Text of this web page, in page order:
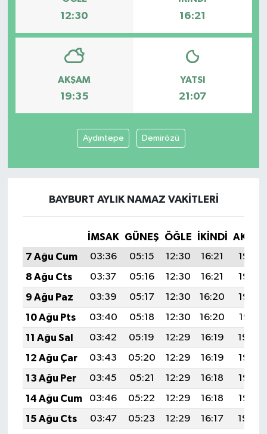
12:30 16:21
AKŞAM
19:35
YATSI
21:07
Aydıntepe Demirözü
BAYBURT AYLIK NAMAZ VAKITLERI
İMSAK GÜNEŞ ÖĞLE İKINDI
7 Ağu Cum
03:36 05:15 12:30 16:21
19:35
8 Ağu Cts
03:37 05:16 12:30 16:21
19:33
9 Ağu Paz
03:39 05:17 12:30 16:20
19:32
10 Ağu Pts
03:40 05:18 12:30 16:20
19:31
11 Ağu Sal
03:42 05:19 12:29 16:19
19:30
12 Ağu Çar
03:43 05:20 12:29 16:19
19:28
13 Ağu Per
03:45 05:21 12:29 16:18
19:27
14 Ağu Cum
03:46 05:22 12:29 16:18
19:26
15 Ağu Cts
03:47 05:23 12:29 16:17
19:24